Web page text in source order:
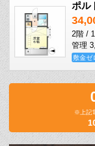
ポル
2階 /
管理
敷金ゼ
※上記